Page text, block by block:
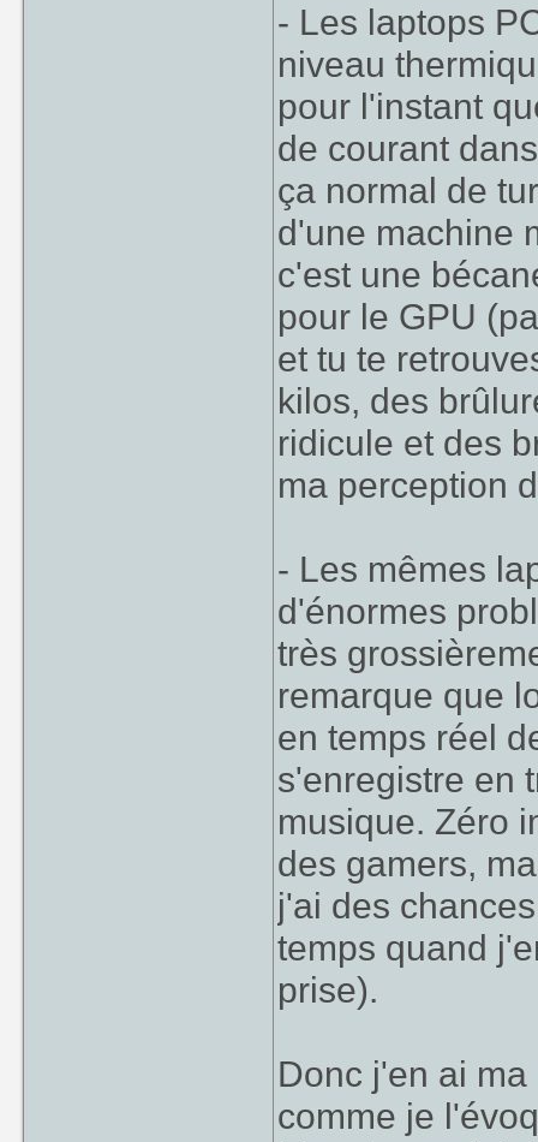
- Les laptops
niveau
pour l'instant
de courant
ça normal de
d'une machine
c'est une
pour le GPU
et tu te
kilos, des
ridicule et des
ma perception
- Les mêmes
d'énormes
très
remarque que
en temps réel
s'enregistre en
musique. Zéro
des gamers,
j'ai des
temps quand
prise).
Donc j'en ai
comme je